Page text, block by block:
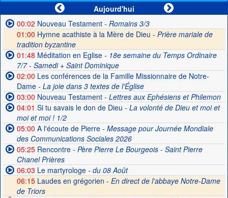
Aujourd'hui
00:02 Nouveau Testament- Romains 3/3
01:00 Hymne acathiste à la Mère de Dieu - Prière mariale de
tradition byzantine
01:48 Méditation en Eglise- 18e semaine du Temps Ordinaire
7/7 - Samedi + Saint Dominique
02:00 Les conférences de la Famille Missionnaire de Notre-
Dame- La joie dans 3 textes de l'Église
03:00 Nouveau Testament- Lettres aux Ephésiens et Philemon
04:01 Si tu savais le don de Dieu - La volonté de Dieu et moi et
moi et moi ! 1/2
05:00 A l'écoute de Pierre- Message pour Journée Mondiale
des Communications Sociales 2026
05:25Rencontre- Père Pierre Le Bourgeois - Saint Pierre
Chanel Prières
06:03 Le martyrologe- du 08 Août
06:15Laudes en grégorien - En direct de l'abbaye Notre-Dame
de Triors